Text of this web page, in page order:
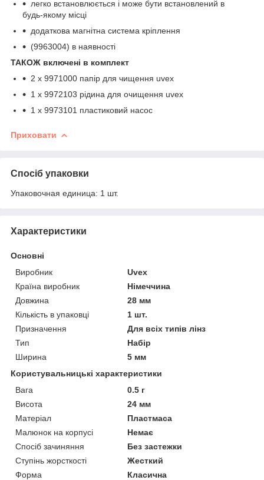
легко встановлюється і може бути встановлений в
будь-якому місці
додаткова магнітна система кріплення
(9963004) в наявності
ТАКОЖ включені в комплект
2 x 9971000 папір для чищення uvex
1 x 9972103 рідина для очищення uvex
1 x 9973101 пластиковий насос
Приховати
Спосіб упаковки
Упаковочная единица: 1 шт.
Характеристики
Основні
Виробник
Uvex
Країна виробник
Німеччина
Довжина
28 мм
Кількість в упаковці
1 шт.
Призначення
Для всіх типів лінз
Тип
Набір
Ширина
5 мм
Користувальницькі характеристики
Вага
0.5 г
Висота
24 мм
Матеріал
Пластмаса
Малюнок на корпусі
Немає
Спосіб зачиняння
Без застежки
Ступінь жорсткості
Жесткий
Форма
Класична